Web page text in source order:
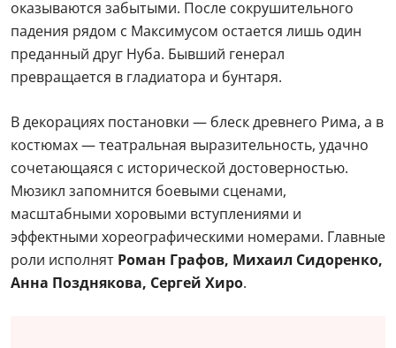
оказываются забытыми. После сокрушительного
падения рядом с Максимусом остается лишь один
преданный друг Нуба. Бывший генерал
превращается в гладиатора и бунтаря.
В декорациях постановки — блеск древнего Рима, а в
костюмах — театральная выразительность, удачно
сочетающаяся с исторической достоверностью.
Мюзикл запомнится боевыми сценами,
масштабными хоровыми вступлениями и
эффектными хореографическими номерами. Главные
роли исполнят Роман Графов, Михаил Сидоренко,
Анна Позднякова, Сергей Хиро.